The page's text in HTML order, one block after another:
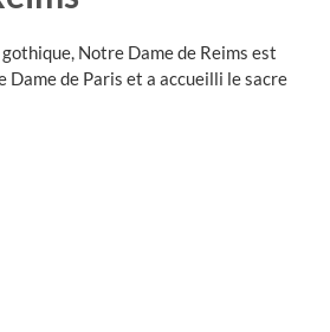
Notre Dame de Reims est
Dame de Paris et a accueilli le sacre